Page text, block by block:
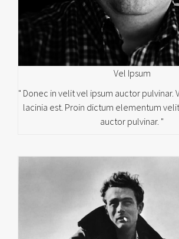
Vel Ipsum
" Donec in velit vel ipsum auctor pulvinar.
lacinia est. Proin dictum elementum
auctor pulvinar. "